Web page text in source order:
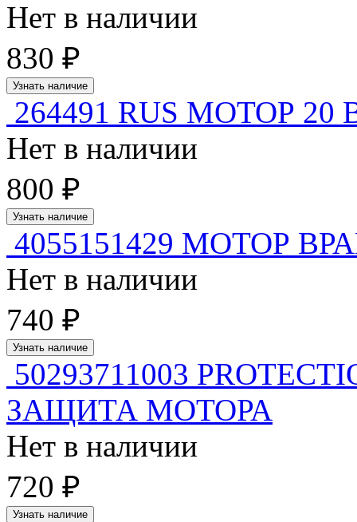
Нет в наличии
830 ₽
Узнать наличие
264491 RUS МОТОР 20
Нет в наличии
800 ₽
Узнать наличие
4055151429 МОТОР
Нет в наличии
740 ₽
Узнать наличие
50293711003
ЗАЩИТА МОТОРА
Нет в наличии
720 ₽
Узнать наличие